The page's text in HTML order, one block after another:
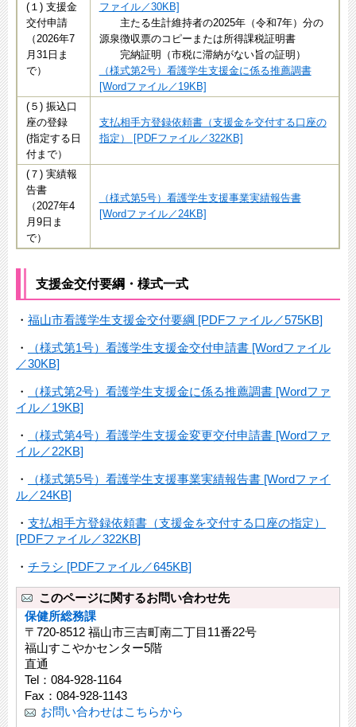
(１) 支援金
交付申請
（2026年7
月31日ま
で）
ファイル／30KB]
主たる生計維持者の2025年（令和7年）分の
源泉徴収票のコピーまたは所得課税証明書
完納証明（市税に滞納がない旨の証明）
（様式第2号）看護学生支援金に係る推薦調書
[Wordファイル／19KB]
(５) 振込口
座の登録
(指定する日
付まで）
支払相手方登録依頼書（支援金を交付する口座の
指定） [PDFファイル／322KB]
(７) 実績報
告書
（2027年4
月9日ま
で）
（様式第5号）看護学生支援事業実績報告書
[Wordファイル／24KB]
支援金交付要綱・様式一式
・ 福山市看護学生支援金交付要綱 [PDFファイル／575KB]
・
（様式第1号）看護学生支援金交付申請書 [Wordファイル
／30KB]
・
（様式第2号）看護学生支援金に係る推薦調書 [Wordファ
イル／19KB]
・
（様式第4号）看護学生支援金変更交付申請書 [Wordファ
イル／22KB]
・
（様式第5号）看護学生支援事業実績報告書 [Wordファイ
ル／24KB]
・ 支払相手方登録依頼書（支援金を交付する口座の指定）
[PDFファイル／322KB]
・ チラシ [PDFファイル／645KB]
このページに関するお問い合わせ先
保健所総務課
〒720-8512 福山市三吉町南二丁目11番22号
福山すこやかセンター5階
直通
Tel：084-928-1164
Fax：084-928-1143
お問い合わせはこちらから